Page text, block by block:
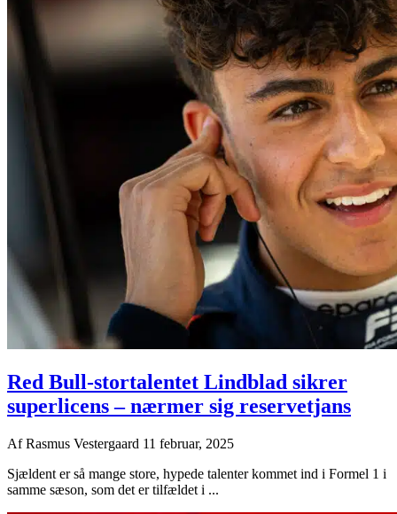
Red Bull-stortalentet Lindblad sikrer
superlicens – nærmer sig reservetjans
AfRasmus Vestergaard 11 februar, 2025
Sjældent er så mange store, hypede talenter kommet ind i Formel 1 i
samme sæson, som det er tilfældet i ...